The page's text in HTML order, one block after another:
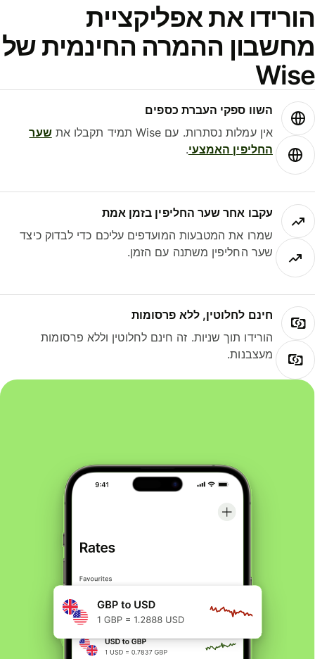
את אפליקציית
ההמרה החינמית של
השוו ספקי העברת כספים
אין עמלות נסתרות. עם Wise תמיד תקבלו את
שער
החליפין האמצעי.
עקבו אחר שער החליפין בזמן אמת
שמרו את המטבעות המועדפים עליכם כדי לבדוק כיצד
שער החליפין משתנה עם הזמן.
חינם לחלוטין, ללא פרסומות
הורידו תוך שניות. זה חינם לחלוטין וללא פרסומות
מעצבנות.